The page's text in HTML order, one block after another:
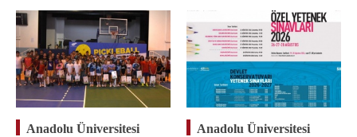
Anadolu Üniversitesi
Anadolu Üniversitesi